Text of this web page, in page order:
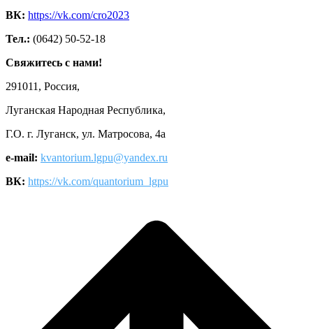
ВК: https://vk.com/cro2023
Тел.: (0642) 50-52-18
Свяжитесь с нами!
291011, Россия,
Луганская Народная Республика,
Г.О. г. Луганск, ул. Матросова, 4а
e-mail: kvantorium.lgpu@yandex.ru
ВК: https://vk.com/quantorium_lgpu